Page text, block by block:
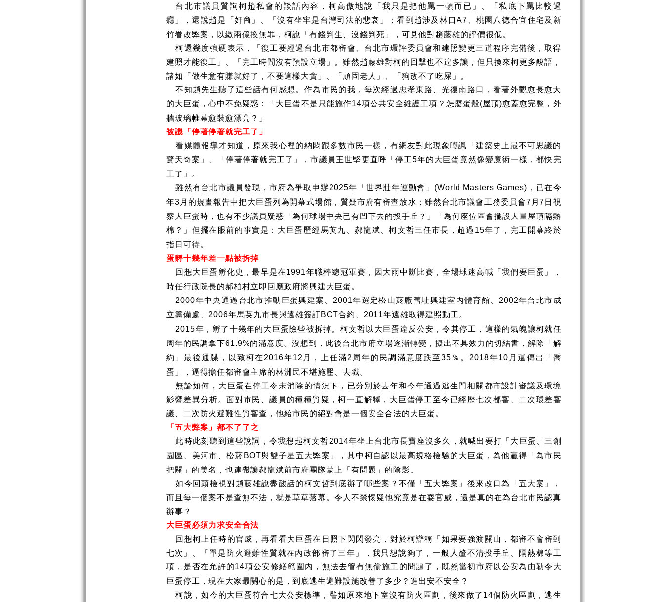
台北市議員質詢柯趙私會的談話內容，柯高傲地說「我只是把他罵一頓而已」、「私底下罵比較過
癮」，還說趙是「奸商」、「沒有坐牢是台灣司法的悲哀」；看到趙涉及林口A7 、桃園八德合宜住宅及新
竹眷改弊案，以繳兩億換無罪，柯說「有錢判生、沒錢判死」，可見他對趙藤雄的評價很低。
柯還幾度強硬表示，「復工要經過台北市都審會、台北市環評委員會和建照變更三道程序完備後，取得
建照才能復工」、「完工時間沒有預設立場」。雖然趙藤雄對柯的回擊也不遑多讓，但只換來柯更多酸語，
諸如「做生意有賺就好了，不要這樣大貪」、「頑固老人」、「狗改不了吃屎」。
不知趙先生聽了這些話有何感想。作為市民的我，每次經過忠孝東路、光復南路口，看著外觀愈長愈大
的大巨蛋，心中不免疑惑：「大巨蛋不是只能施作14項公共安全維護工項？怎麼蛋殼(屋頂)愈蓋愈完整，外
牆玻璃帷幕愈裝愈漂亮？」
被譏「停著停著就完工了」
看媒體報導才知道，原來我心裡的納悶跟多數市民一樣，有網友對此現象嘲諷「建築史上最不可思議的
驚天奇案」、「停著停著就完工了」，市議員王世堅更直呼「停工5年的大巨蛋竟然像變魔術一樣，都快完
工了」。
雖然有台北市議員發現，市府為爭取申辦2025年「世界壯年運動會」 (World Masters Games) ，已在今
年3月的規畫報告中把大巨蛋列為開幕式場館，質疑市府有審查放水；雖然台北市議會工務委員會7月7日視
察大巨蛋時，也有不少議員疑惑「為何球場中央已有凹下去的投手丘？」「為何座位區會擺設大量屋頂隔熱
棉？」但擺在眼前的事實是：大巨蛋歷經馬英九、郝龍斌、柯文哲三任市長，超過 15年了，完工開幕終於
指日可待。
蛋孵十幾年差一點被拆掉
回想大巨蛋孵化史，最早是在1991年職棒總冠軍賽，因大雨中斷比賽，全場球迷高喊「我們要巨蛋」，
時任行政院長的郝柏村立即回應政府將興建大巨蛋。
2000年中央通過台北市推動巨蛋興建案、 2001年選定松山菸廠舊址興建室內體育館、 2002年台北市成
立籌備處、
2006年馬英九市長與遠雄簽訂BOT合約、 2011年遠雄取得建照動工。
2015年，孵了十幾年的大巨蛋險些被拆掉。柯文哲以大巨蛋違反公安，令其停工，這樣的氣魄讓柯就任
周年的民調拿下61.9%的滿意度。沒想到，此後台北市府立場逐漸轉變，擬出不具效力的切結書，解除「解
約」最後通牒，以致柯在 2016年12 月，上任滿2 周年的民調滿意度跌至35 ％。2018年10 月還傳出「喬
蛋」，逼得擔任都審會主席的林洲民不堪施壓、去職。
無論如何，大巨蛋在停工令未消除的情況下，已分別於去年和今年通過逃生門相關都市設計審議及環境
影響差異分析。面對市民、議員的種種質疑，柯一直解釋，大巨蛋停工至今已經歷七次都審、二次環差審
議、二次防火避難性質審查，他給市民的絕對會是一個安全合法的大巨蛋。
「五大弊案」都不了了之
此時此刻聽到這些說詞，令我想起柯文哲2014年坐上台北市長寶座沒多久，就喊出要打「大巨蛋、三創
園區、美河市、松菸 BOT與雙子星五大弊案」，其中柯自認以最高規格檢驗的大巨蛋，為他贏得「為市民
把關」的美名，也連帶讓郝龍斌前市府團隊蒙上「有問題」的陰影。
如今回頭檢視對趙藤雄說盡酸話的柯文哲到底辦了哪些案？不僅「五大弊案」後來改口為「五大案」，
而且每一個案不是查無不法，就是草草落幕。令人不禁懷疑他究竟是在耍官威，還是真的在為台北市民認真
辦事？
大巨蛋必須力求安全合法
回想柯上任時的官威，再看看大巨蛋在日照下閃閃發亮，對於柯辯稱「如果要強渡關山，都審不會審到
七次」、「單是防火避難性質就在內政部審了三年」，我只想說夠了，一般人釐不清投手丘、隔熱棉等工
項，是否在允許的14項公安修繕範圍內，無法去管有無偷施工的問題了，既然當初市府以公安為由勒令大
巨蛋停工，現在大家最關心的是，到底逃生避難設施改善了多少？進出安不安全？
柯說，如今的大巨蛋符合七大公安標準，譬如原來地下室沒有防火區劃，後來做了 14個防火區劃，逃生